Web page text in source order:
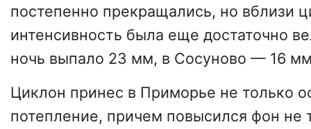
постепенно прекращались, но вблизи
интенсивность была еще достаточно
ночь выпало 23 мм, в Сосуново — 16
Циклон принес в Приморье не только
потепление, причем повысился фон не